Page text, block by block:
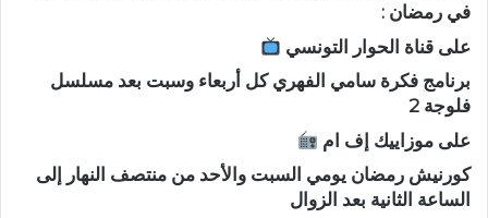
في رمضان :
على قناة الحوار التونسي
برنامج فكرة سامي الفهري كل أربعاء وسبت بعد مسلسل
فلوجة 2
على موزاييك إف ام
كورنيش رمضان يومي السبت والأحد من منتصف النهار إلى
الساعة الثانية بعد الزوال